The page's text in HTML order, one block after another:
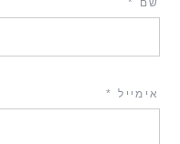
אימייל *